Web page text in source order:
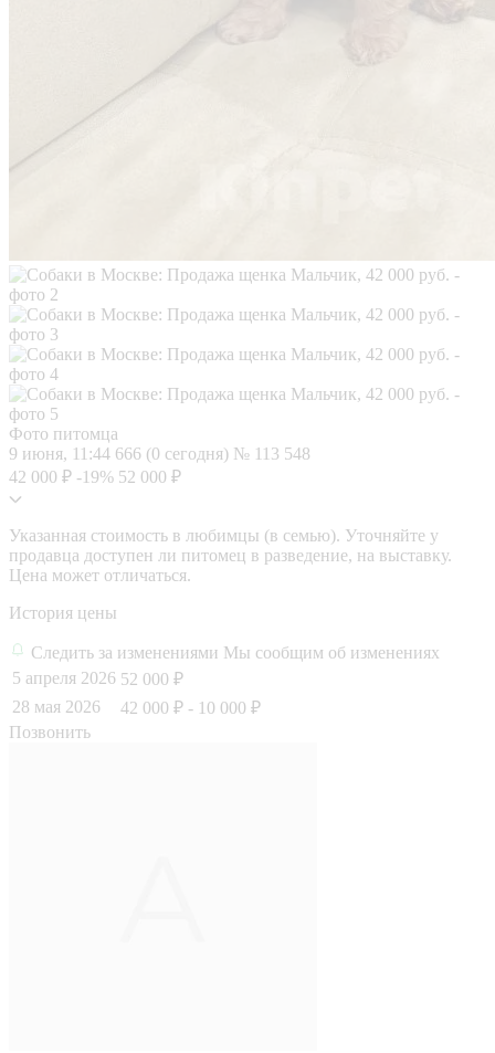
Фото питомца
9 июня, 11:44 666 (0 сегодня) № 113 548
42 000 ₽ -19% 52 000 ₽
Указанная стоимость в любимцы (в семью). Уточняйте у
продавца доступен ли питомец в разведение, на выставку.
Цена может отличаться.
История цены
Следить за изменениями Мы сообщим об изменениях
5 апреля 2026 52 000 ₽
28 мая 2026
42 000 ₽ - 10 000 ₽
Позвонить